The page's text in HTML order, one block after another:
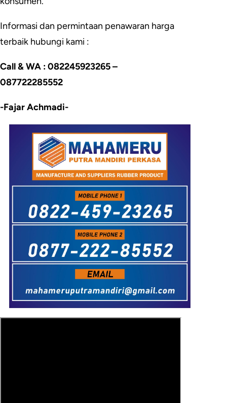
Informasi dan permintaan penawaran harga
terbaik hubungi kami :
Call & WA : 082245923265 –
087722285552
-Fajar Achmadi-